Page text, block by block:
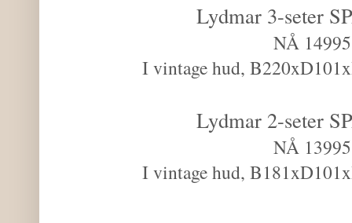
Lydmar 3-seter
NÅ
I vintage hud,
Lydmar 2-seter
NÅ
I vintage hud,